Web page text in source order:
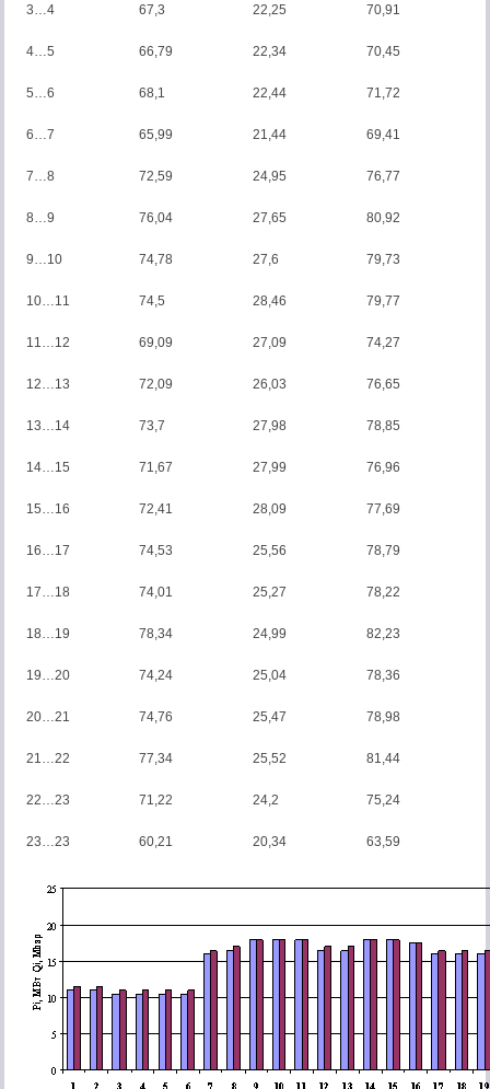
3…4 67,3 22,25 70,91
4…5 66,79 22,34 70,45
5…6 68,1 22,44 71,72
6…7 65,99 21,44 69,41
7…8 72,59 24,95 76,77
8…9 76,04 27,65 80,92
9…10 74,78 27,6 79,73
10…11 74,5 28,46 79,77
11…12 69,09 27,09 74,27
12…13 72,09 26,03 76,65
13…14 73,7 27,98 78,85
14…15 71,67 27,99 76,96
15…16 72,41 28,09 77,69
16…17 74,53 25,56 78,79
17…18 74,01 25,27 78,22
18…19 78,34 24,99 82,23
19…20 74,24 25,04 78,36
20…21 74,76 25,47 78,98
21…22 77,34 25,52 81,44
22…23 71,22 24,2 75,24
23…23 60,21 20,34 63,59